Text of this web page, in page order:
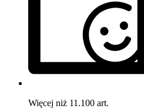
Więcej niż 11.100 art.